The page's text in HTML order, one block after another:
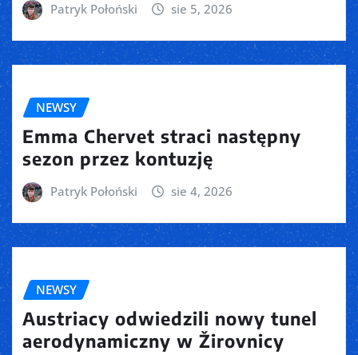
Patryk Połoński sie 5, 2026
NEWSY
Emma Chervet straci następny
sezon przez kontuzję
Patryk Połoński sie 4, 2026
NEWSY
Austriacy odwiedzili nowy tunel
aerodynamiczny w Žirovnicy